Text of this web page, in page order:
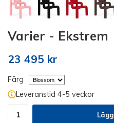
Varier - Ekstrem
23 495 kr
Färg
Leveranstid 4-5 veckor